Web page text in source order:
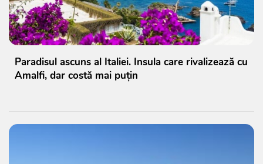
Paradisul ascuns al Italiei. Insula care rivalizează cu
Amalfi, dar costă mai puțin